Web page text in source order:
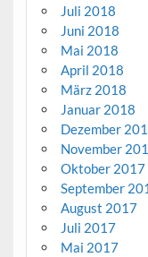
Juli 2018
Juni 2018
Mai 2018
April 2018
März 2018
Januar 2018
Dezember
November
Oktober 2017
September
August 2017
Juli 2017
Mai 2017